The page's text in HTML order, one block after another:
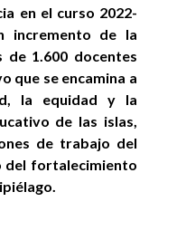
en el curso 2022-
incremento de la
de 1.600 docentes
que se encamina a
la equidad y la
de las islas,
de trabajo del
del fortalecimiento